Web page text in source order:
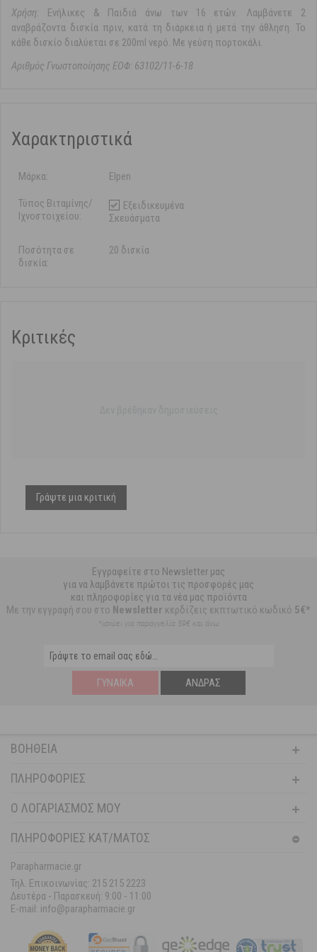
Χρήση: Ενήλικες & Παιδιά άνω των 16 ετών. Λαμβάνετε 2
αναβράζοντα δισκία πριν, κατά τη διάρκεια ή μετά την άθληση. Το
κάθε δισκίο διαλύεται σε 200ml νερό. Με γεύση πορτοκάλι.
Αριθμός Γνωστοποίησης ΕΟΦ: 63102/11-6-18
Χαρακτηριστικά
Μάρκα: Elpen
Τύπος Βιταμίνης/
Ιχνοστοιχείου:
Εξειδικευμένα
Σκευάσματα
Ποσότητα σε
δισκία:
20 δισκία
Κριτικές
Γράψτε μια κριτική
Εγγραφείτε στο Newsletter μας
για να λαμβάνετε πρώτοι τις προσφορές μας
και πληροφορίες για τα νέα μας προϊόντα
Με την εγγραφή σου στο Newsletter κερδίζεις εκπτωτικό κωδικό 5€*
*ισχύει για παραγγελία 59€ και άνω
ΓΥΝΑΊΚΑ ΆΝΔΡΑΣ
ΒΟΉΘΕΙΑ
ΠΛΗΡΟΦΟΡΊΕΣ
Ο ΛΟΓΑΡΙΑΣΜΌΣ ΜΟΥ
ΠΛΗΡΟΦΟΡΙΕΣ ΚΑΤ/ΜΑΤΟΣ
Parapharmacie.gr
Τηλ. Επικοινωνίας: 215 215 2223
Δευτέρα - Παρασκευή: 9:00 - 11:00
E-mail: info@parapharmacie.gr